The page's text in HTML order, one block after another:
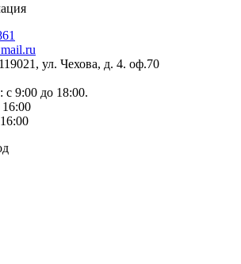
ул. Чехова, д. 4. оф.70
с 9:00 до 18:00.
16:00